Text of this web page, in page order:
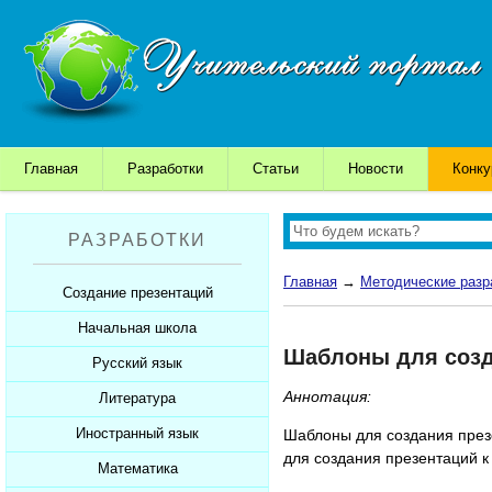
Главная Разработки Статьи Новости
РАЗРАБОТКИ
Создание презентаций
Шаблоны для презентаций
Советы начинающим
Советы дедушки
К презентации...
Начальная школа
Уроки
Презентации
Мультимедийные тесты
Печатные тесты
Русский язык
Уроки
Презентации
Мультимедийные тесты
Литература
Уроки
Презентации
Иностранный язык
Уроки
Математика
Главная → Методические
Шаблоны для
Аннотация:
Шаблоны для создания
для создания презентаций